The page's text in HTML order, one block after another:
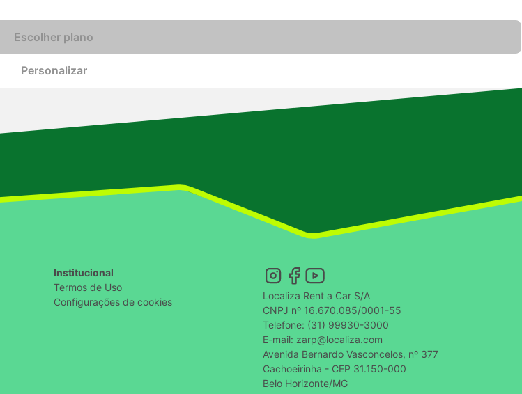
Escolher plano
Personalizar
Institucional
Termos de Uso
Configurações de cookies
Localiza Rent a Car S/A
CNPJ nº 16.670.085/0001-55
Telefone: (31) 99930-3000
E-mail: zarp@localiza.com
Avenida Bernardo Vasconcelos, nº 377
Cachoeirinha - CEP 31.150-000
Belo Horizonte/MG